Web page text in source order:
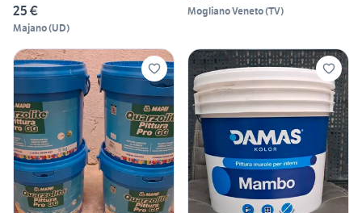
25 €
Majano(UD)
Mogliano Veneto(TV)